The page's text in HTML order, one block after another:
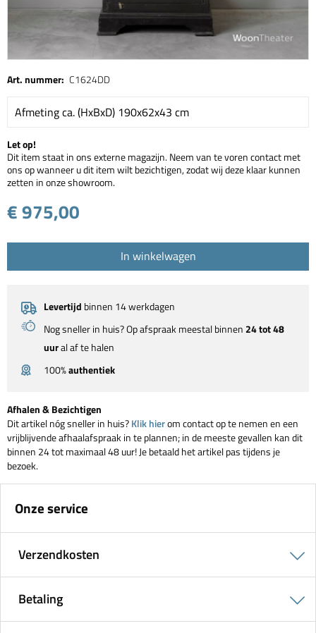
Art. nummer: C1624DD
Afmeting ca. (HxBxD) 190x62x43 cm
Let op!
Dit item staat in ons externe magazijn. Neem van te voren contact met
ons op wanneer u dit item wilt bezichtigen, zodat wij deze klaar kunnen
zetten in onze showroom.
€ 975,00
In winkelwagen
Levertijd binnen 14 werkdagen
Nog sneller in huis? Op afspraak meestal binnen 24 tot 48
uural af te halen
100%authentiek
Afhalen & Bezichtigen
Dit artikel nóg sneller in huis?Klik hierom contact op te nemen en een
vrijblijvende afhaalafspraak in te plannen; in de meeste gevallen kan dit
binnen 24 tot maximaal 48 uur! Je betaald het artikel pas tijdens je
bezoek.
Onze service
Verzendkosten
Betaling